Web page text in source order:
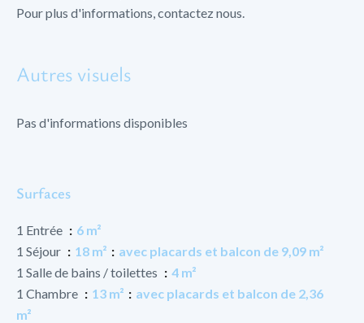
Pour plus d'informations, contactez nous.
Autres visuels
Pas d'informations disponibles
Surfaces
1 Entrée
6 m²
1 Séjour
18 m²
avec placards et balcon de 9,09 m²
1 Salle de bains / toilettes
4 m²
1 Chambre
13 m²
avec placards et balcon de 2,36
m²